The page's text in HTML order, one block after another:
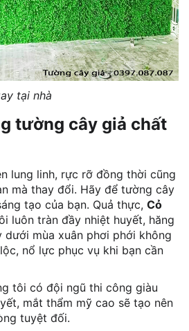
tại nhà
tường cây giả chất
lung linh, rực rỡ đồng thời cũng
mà thay đổi. Hãy để tường cây
tạo của bạn. Quả thực, Cỏ
luôn tràn đầy nhiệt huyết, hăng
dưới mùa xuân phơi phới không
nổ lực phục vụ khi bạn cần
tôi có đội ngũ thi công giàu
mắt thẩm mỹ cao sẽ tạo nên
tuyệt đối.